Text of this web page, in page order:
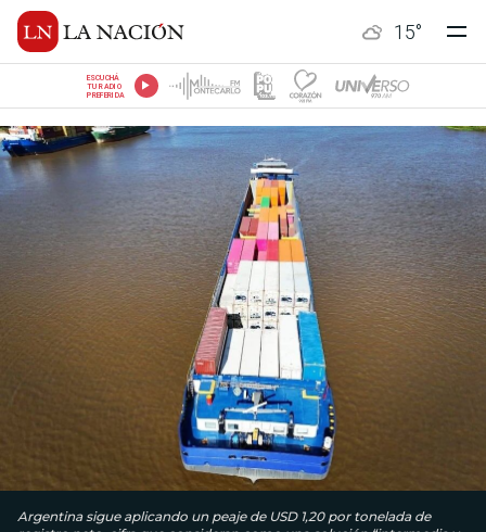
15°
ESCUCHÁ
TU RADIO
PREFERIDA
Argentina sigue aplicando un peaje de USD 1,20 por tonelada de